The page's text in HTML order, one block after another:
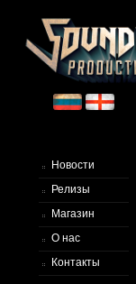
Новости
Релизы
Магазин
О нас
Контакты